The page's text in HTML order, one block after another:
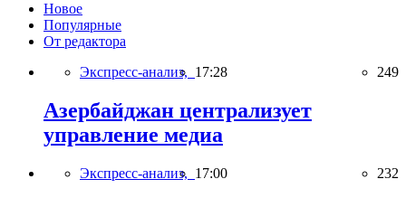
Новое
Популярные
От редактора
Экспресс-анализ, 17:28 249
Азербайджан централизует
управление медиа
Экспресс-анализ, 17:00 232